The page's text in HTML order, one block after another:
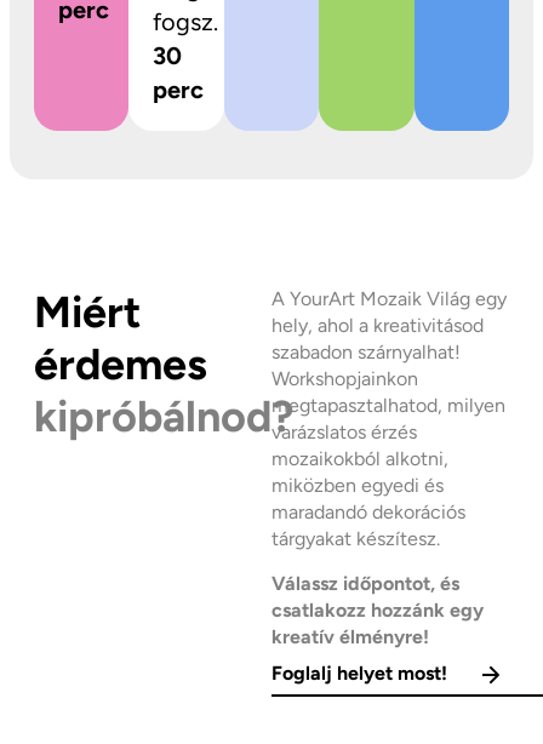
perc
fogsz.
30
perc
Miért
érdemes
kipróbálnod?
A YourArt Mozaik Világ egy
hely, ahol a kreativitásod
szabadon szárnyalhat!
Workshopjainkon
megtapasztalhatod, milyen
varázslatos érzés
mozaikokból alkotni,
miközben egyedi és
maradandó dekorációs
tárgyakat készítesz.
Válassz időpontot, és
csatlakozz hozzánk egy
kreatív élményre!
Foglalj helyet most!